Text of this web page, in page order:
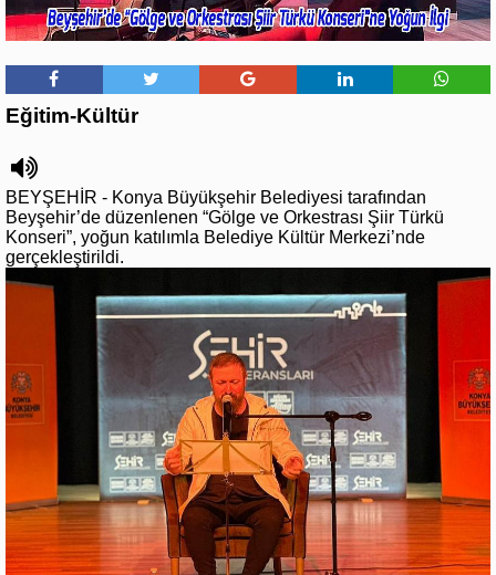
Eğitim-Kültür
BEYŞEHİR - Konya Büyükşehir Belediyesi tarafından
Beyşehir’de düzenlenen “Gölge ve Orkestrası Şiir Türkü
Konseri”, yoğun katılımla Belediye Kültür Merkezi’nde
gerçekleştirildi.